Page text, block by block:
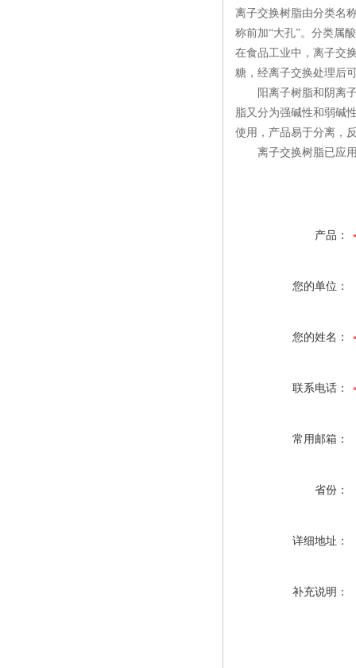
离子交换树脂由分类名
称前加“大孔”。分类属
在食品工业中，离子交
糖，经离子交换处理后
阳离子树脂和阴离子
脂又分为强碱性和弱碱
使用，产品易于分离，
离子交换树脂已应用
产品：
您的单位：
您的姓名：
联系电话：
常用邮箱：
省份：
详细地址：
补充说明：